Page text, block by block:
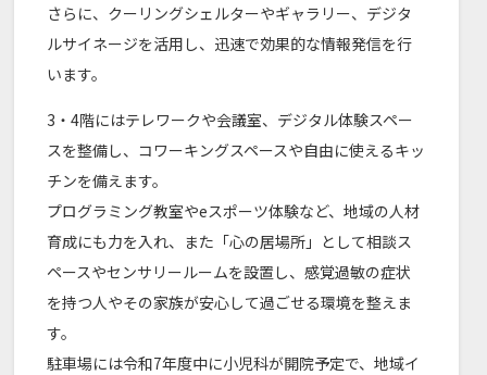
さらに、クーリングシェルターやギャラリー、デジタ
ルサイネージを活用し、迅速で効果的な情報発信を行
います。
3・4階にはテレワークや会議室、デジタル体験スペー
スを整備し、コワーキングスペースや自由に使えるキッ
チンを備えます。
プログラミング教室やeスポーツ体験など、地域の人材
育成にも力を入れ、また「心の居場所」として相談ス
ペースやセンサリールームを設置し、感覚過敏の症状
を持つ人やその家族が安心して過ごせる環境を整えま
す。
駐車場には令和7年度中に小児科が開院予定で、地域イ